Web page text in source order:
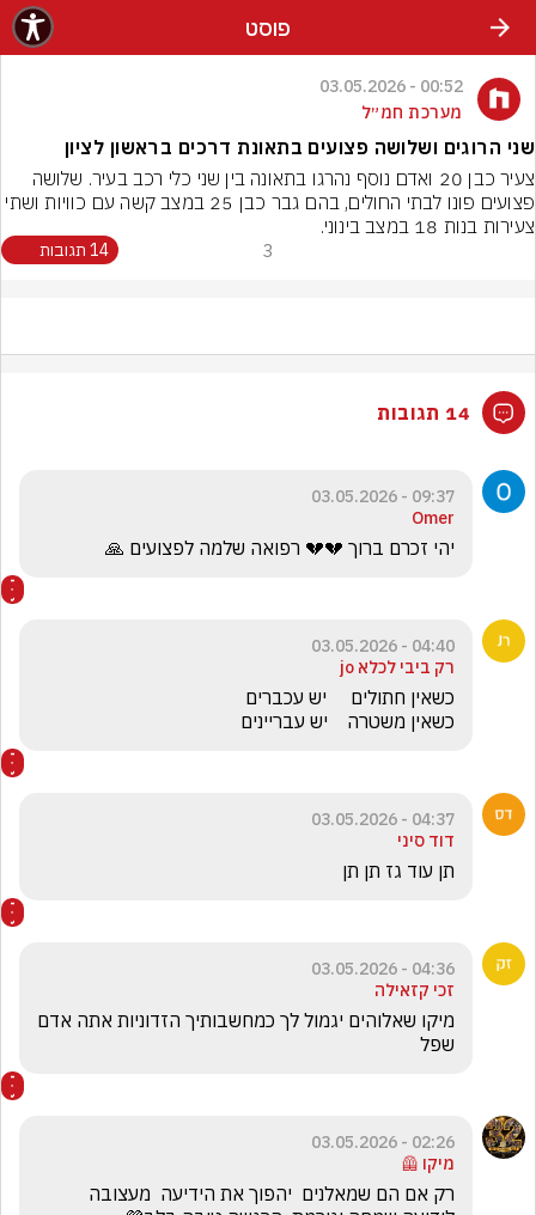
פוסט
00:52 - 03.05.2026
מערכת חמ״ל
שני הרוגים ושלושה פצועים בתאונת דרכים בראשון לציון
צעירות בנות 18 במצב בינוני.
3 14 תגובות
14 תגובות
09:37 - 03.05.2026
Omer
יהי זכרם ברוך 💔💔 רפואה שלמה לפצועים 🙏
04:40 - 03.05.2026
רק ביבי לכלא jo
כשאין משטרה    יש עבריינים
04:37 - 03.05.2026
דוד סיני
תן עוד גז תן תן
04:36 - 03.05.2026
זכי קזאילה
שפל
02:26 - 03.05.2026
מיקו 🦺